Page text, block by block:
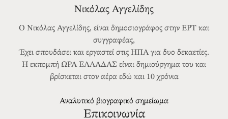
Νικόλας Αγγελίδης
Ο Νικόλας Αγγελίδης, είναι δημοσιογράφος στην ΕΡΤ και
συγγραφέας,
Έχει σπουδάσει και εργαστεί στις ΗΠΑ για δυο δεκαετίες.
Η εκπομπή ΩΡΑ ΕΛΛΑΔΑΣ είναι δημιούργημα του και
βρίσκεται στον αέρα εδώ και 10 χρόνια
Αναλυτικό βιογραφικό σημείωμα
Επικοινωνία